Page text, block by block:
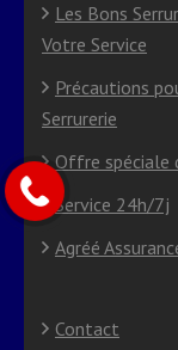
Les Bons
Votre Service
Précautions
Serrurerie
Offre spéciale
Service 24h/7j
Agréé
Contact